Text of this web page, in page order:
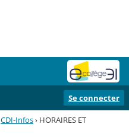
Se connecter
CDI-Infos› HORAIRES ET